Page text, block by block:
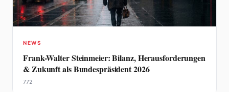
NEWS
Frank-Walter Steinmeier: Bilanz, Herausforderungen
& Zukunft als Bundespräsident 2026
772